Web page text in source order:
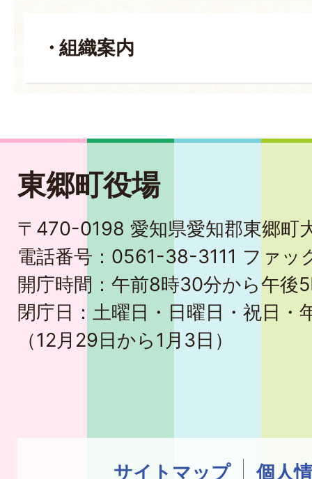
組織案内
東郷町役場
〒470-0198 愛知県愛知郡東郷町
電話番号：0561-38-3111 ファ
開庁時間：午前8時30分から午後
閉庁日：土曜日・日曜日・祝日・
（12月29日から1月3日）
サイトマップ
個人